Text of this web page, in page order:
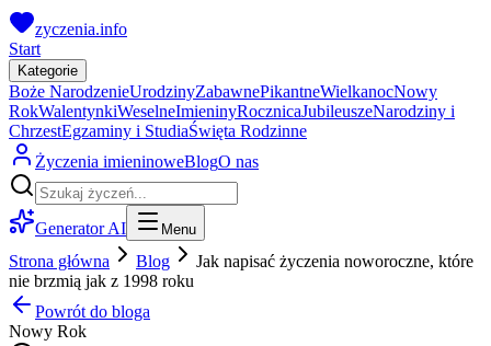
zyczenia.info
Start
Kategorie
Boże NarodzenieUrodzinyZabawnePikantneWielkanocNowy
RokWalentynkiWeselneImieninyRocznicaJubileuszeNarodziny i
ChrzestEgzaminy i StudiaŚwięta Rodzinne
Życzenia imieninoweBlogO nas
Generator AI Menu
Strona główna Blog
Jak napisać życzenia noworoczne, które
nie brzmią jak z 1998 roku
Powrót do bloga
Nowy Rok